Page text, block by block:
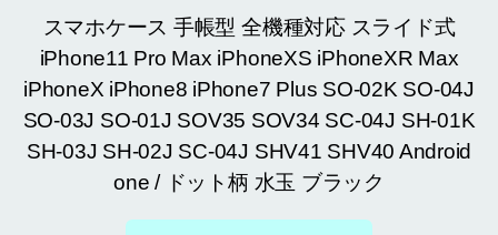
スマホケース 手帳型 全機種対応 スライド式
iPhone11 Pro Max iPhoneXS iPhoneXR Max
iPhoneX iPhone8 iPhone7 Plus SO-02K SO-04J
SO-03J SO-01J SOV35 SOV34 SC-04J SH-01K
SH-03J SH-02J SC-04J SHV41 SHV40 Android
one / ドット柄 水玉 ブラック